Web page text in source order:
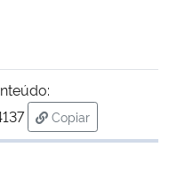
Copiar
para área de